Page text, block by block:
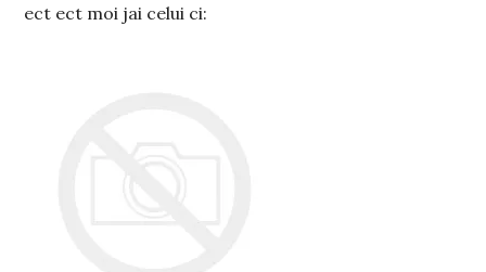
ect ect moi jai celui ci: